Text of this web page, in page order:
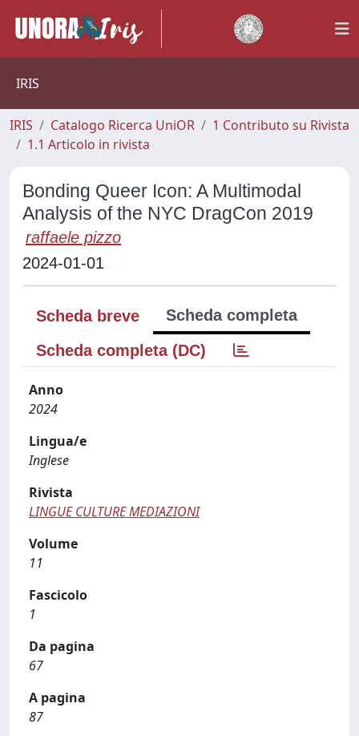
IRIS
IRIS Catalogo Ricerca UniOR
1 Contributo su Rivista
1.1 Articolo in rivista
Bonding Queer Icon: A Multimodal
Analysis of the NYC DragCon 2019
raffaele pizzo
2024-01-01
Scheda breve
Scheda completa
Scheda completa (DC)
Anno
2024
Lingua/e
Inglese
Rivista
LINGUE CULTURE MEDIAZIONI
Volume
11
Fascicolo
1
Da pagina
67
A pagina
87